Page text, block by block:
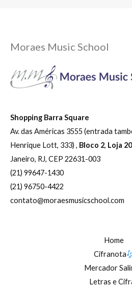
Moraes Music School
Shopping Barra Square
Av. das Américas 3555 (entrada
Henrique Lott, 333) , Bloco 2, Loja
Janeiro, RJ, CEP 22631-003
(21) 99647-1430
(21) 96750-4422
contato@moraesmusicschool.com
Home
Cifranota
Mercador
Letras e